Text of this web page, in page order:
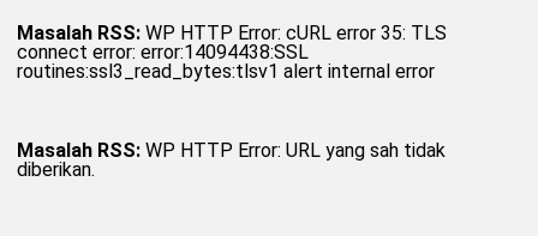
Masalah RSS: WP HTTP Error: cURL error 35: TLS
connect error: error:14094438:SSL
routines:ssl3_read_bytes:tlsv1 alert internal error
Masalah RSS: WP HTTP Error: URL yang sah tidak
diberikan.